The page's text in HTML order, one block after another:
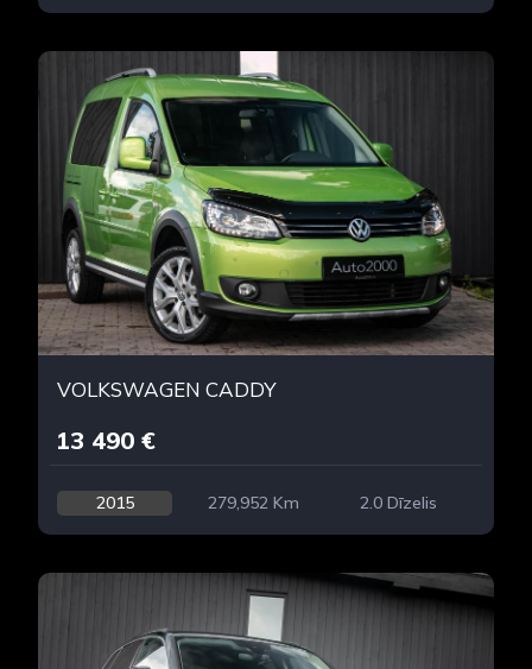
VOLKSWAGEN CADDY
13 490 €
2015 279,952 Km 2.0 Dīzelis